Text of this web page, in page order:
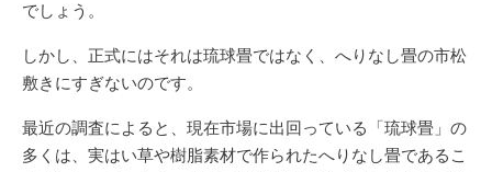
でしょう。
しかし、正式にはそれは琉球畳ではなく、へりなし畳の市松
敷きにすぎないのです。
最近の調査によると、現在市場に出回っている「琉球畳」の
多くは、実はい草や樹脂素材で作られたへりなし畳であるこ